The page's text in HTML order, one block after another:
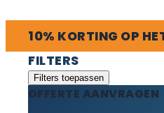
10% KORTING OP
FILTERS
Filters toepassen
OFFERTE AANVRAGEN